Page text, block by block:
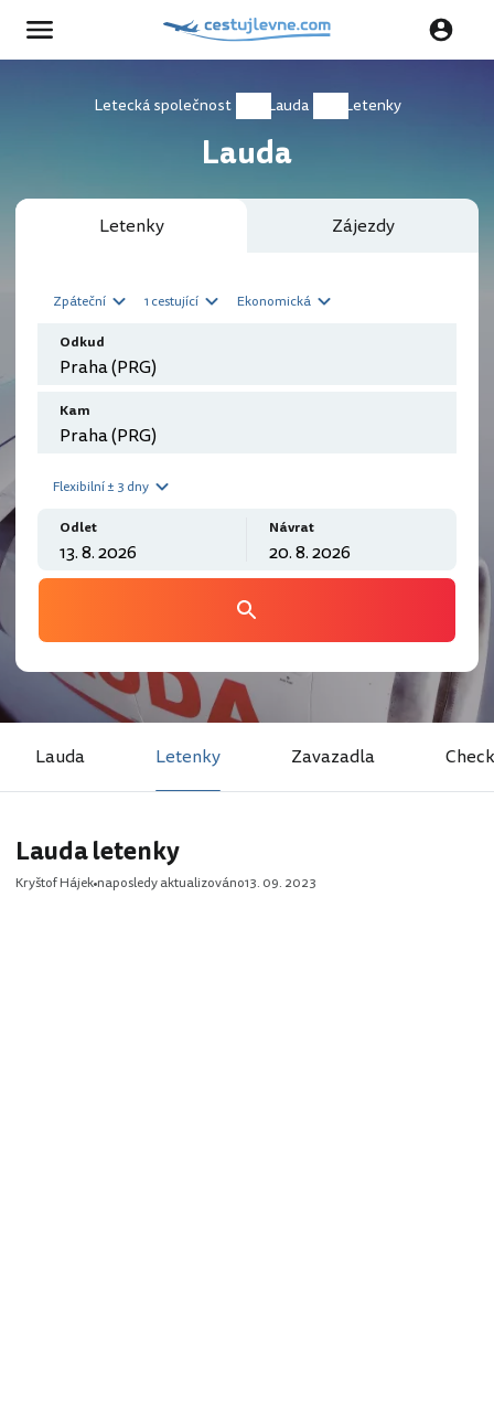
Letecká společnost Lauda Letenky
Lauda
Letenky Zájezdy
Zpáteční 1 cestující Ekonomická
Odkud
Kam
Flexibilní ± 3 dny
Odlet Návrat
Lauda Letenky Zavazadla
Lauda letenky
Kryštof Hájek naposledy aktualizováno13. 09. 2023